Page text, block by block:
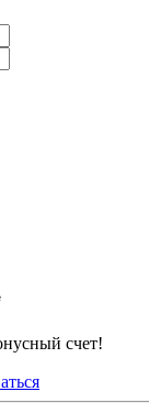
счет!